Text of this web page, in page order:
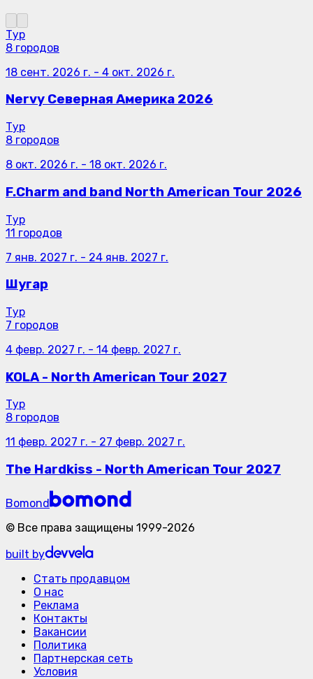
Тур
8 городов
18 сент. 2026 г. - 4 окт. 2026 г.
Nervy Северная Америка 2026
Тур
8 городов
8 окт. 2026 г. - 18 окт. 2026 г.
F.Charm and band North American Tour 2026
Тур
11 городов
7 янв. 2027 г. - 24 янв. 2027 г.
Шугар
Тур
7 городов
4 февр. 2027 г. - 14 февр. 2027 г.
KOLA - North American Tour 2027
Тур
8 городов
11 февр. 2027 г. - 27 февр. 2027 г.
The Hardkiss - North American Tour 2027
Bomond
© Все права защищены 1999-2026
built by
Стать продавцом
О нас
Реклама
Контакты
Вакансии
Политика
Партнерская сеть
Условия